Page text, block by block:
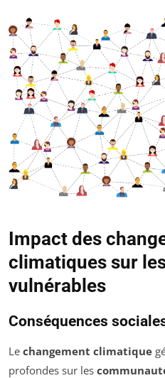
Impact des
climatiques sur
vulnérables
Conséquences
Le changement climatique
profondes sur les